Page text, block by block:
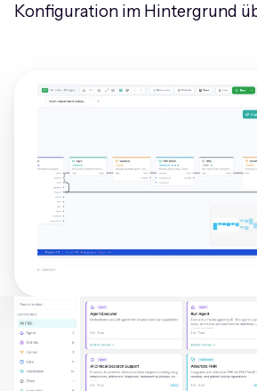
Konfiguration im Hintergrund